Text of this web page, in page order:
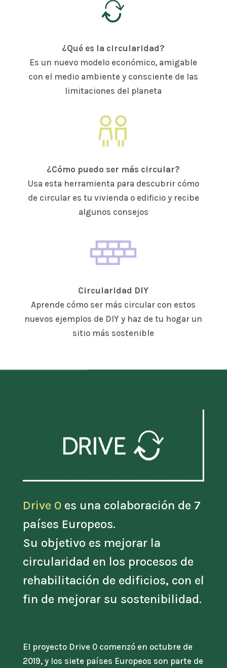
¿Qué es la circularidad?
Es un nuevo modelo económico, amigable
con el medio ambiente y consciente de las
limitaciones del planeta
¿Cómo puedo ser más circular?
Usa esta herramienta para descubrir cómo
de circular es tu vivienda o edificio y recibe
algunos consejos
Circularidad DIY
Aprende cómo ser más circular con estos
nuevos ejemplos de DIY y haz de tu hogar un
sitio más sostenible
Drive 0 es una colaboración de 7
países Europeos.
Su objetivo es mejorar la
circularidad en los procesos de
rehabilitación de edificios, con el
fin de mejorar su sostenibilidad.
El proyecto Drive 0 comenzó en octubre de
2019, y los siete países Europeos son parte de